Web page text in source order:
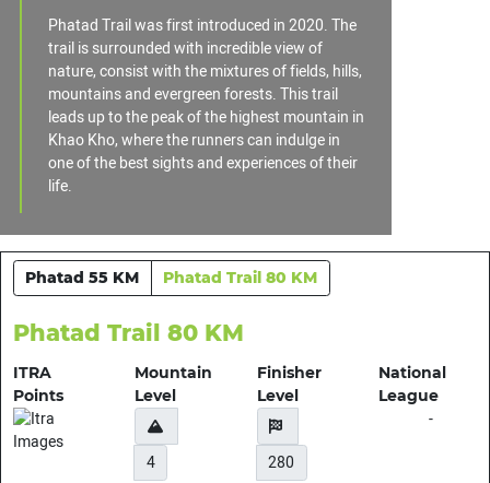
Phatad Trail was first introduced in 2020. The
trail is surrounded with incredible view of
nature, consist with the mixtures of fields, hills,
mountains and evergreen forests. This trail
leads up to the peak of the highest mountain in
Khao Kho, where the runners can indulge in
one of the best sights and experiences of their
life.
Phatad 55 KM Phatad Trail 80 KM
Phatad Trail 80 KM
ITRA
Points
Mountain
Level
4
Finisher
Level
280
National
League
-